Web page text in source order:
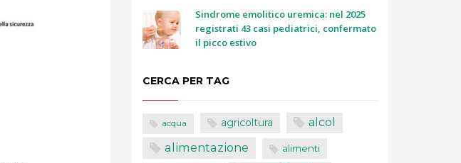
Sindrome emolitico uremica: nel 2025
registrati 43 casi pediatrici, confermato
il picco estivo
CERCA PER TAG
acqua agricoltura alcol
alimentazione alimenti